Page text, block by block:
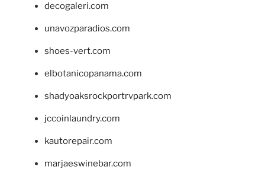
decogaleri.com
unavozparadios.com
shoes-vert.com
elbotanicopanama.com
shadyoaksrockportrvpark.com
jccoinlaundry.com
kautorepair.com
marjaeswinebar.com